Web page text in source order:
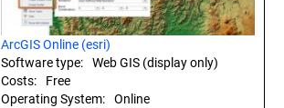
ArcGIS Online (esri)
Software type:
Web GIS (display only)
Costs:
Free
Operating System:
Online